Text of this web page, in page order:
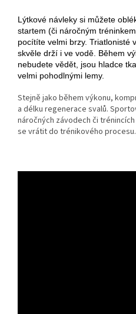
Lýtkové návleky si můžete
startem (či náročným
pocítíte velmi brzy. Triatlonisté
skvěle drží i ve vodě. Během
nebudete vědět, jsou hladce
velmi pohodlnými lemy.
Stejně jako během výkonu,
a délku regenerace svalů.
náročných závodech či
se vrátit do trénikového procesu.